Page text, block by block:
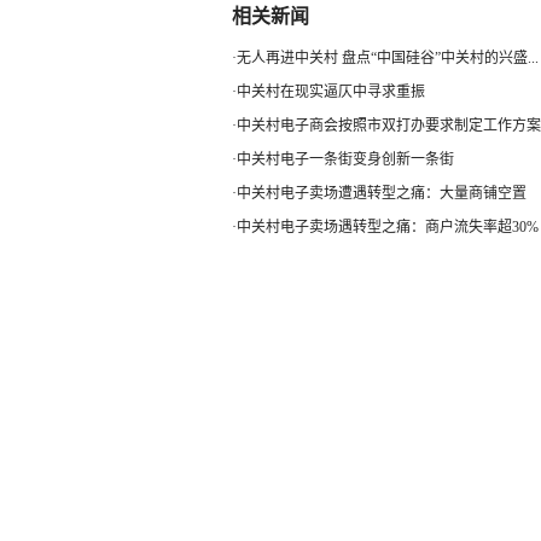
相关新闻
·无人再进中关村 盘点“中国硅谷”中关村的兴盛...
·中关村在现实逼仄中寻求重振
·中关村电子商会按照市双打办要求制定工作方案
·中关村电子一条街变身创新一条街
·中关村电子卖场遭遇转型之痛：大量商铺空置
·中关村电子卖场遇转型之痛：商户流失率超30%